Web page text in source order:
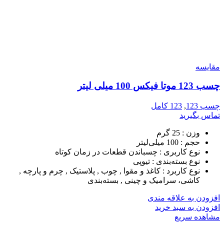
مقایسه
چسب 123 موتا فیکس 100 میلی لیتر
چسب 123 , 123 کامل
تماس بگیرید
وزن : 25 گرم
حجم : 100 میلی‌لیتر
نوع کاربری : چسباندن قطعات در زمان کوتاه
نوع بسته‌بندی : تیوپی
نوع کاربرد : کاغذ و مقوا , چوب , پلاستیک , چرم و پارچه ,
کاشی، سرامیک و چینی , بسته‌بندی
افزودن به علاقه مندی
افزودن به سبد خرید
مشاهده سریع